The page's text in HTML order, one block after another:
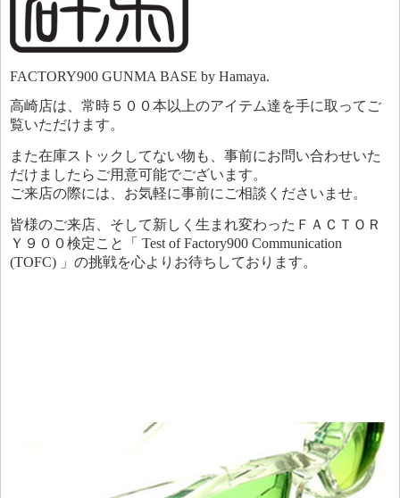
FACTORY900 GUNMA BASE by Hamaya.
高崎店は、常時５００本以上のアイテム達を手に取ってご
覧いただけます。
また在庫ストックしてない物も、事前にお問い合わせいた
だけましたらご用意可能でございます。
ご来店の際には、お気軽に事前にご相談くださいませ。
皆様のご来店、そして新しく生まれ変わったＦＡＣＴＯＲ
Ｙ９００検定こと「 Test of Factory900 Communication
(TOFC) 」の挑戦を心よりお待ちしております。